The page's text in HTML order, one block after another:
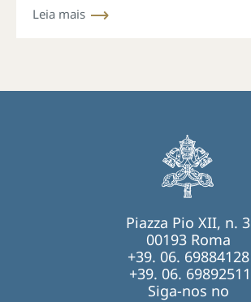
Leia mais
Piazza Pio XII, n. 3
00193 Roma
+39. 06. 69884128
+39. 06. 69892511
Siga-nos no